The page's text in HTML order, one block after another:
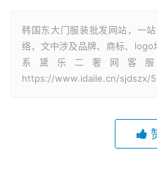
韩国东大门服装批发网站，一
络，文中涉及品牌、商标、
系黛乐二奢网客服
https://www.idaile.cn/sjdszx/